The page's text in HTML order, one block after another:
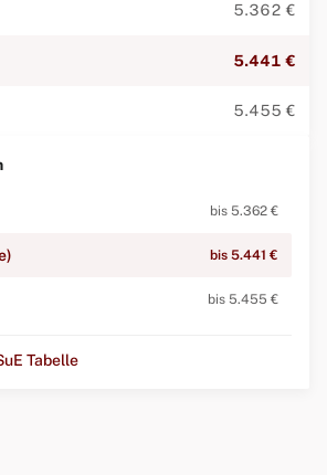
5.362 €
5.441 €
5.455 €
bis 5.362 €
bis 5.441 €
bis 5.455 €
Tabelle